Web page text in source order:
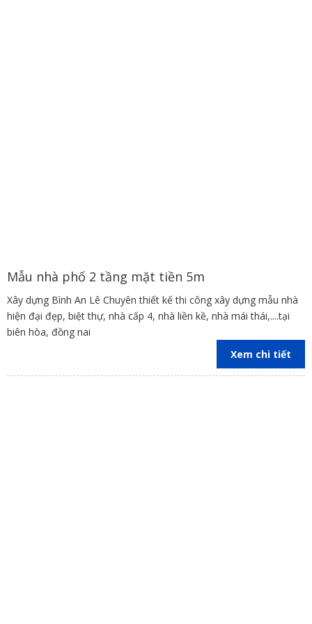
Mẫu nhà phố 2 tầng mặt tiền 5m
Xây dựng Bình An Lê Chuyên thiết kế thi công xây dựng mẫu nhà
hiện đại đẹp, biệt thự, nhà cấp 4, nhà liền kề, nhà mái thái,....tại
biên hòa, đồng nai
Xem chi tiết